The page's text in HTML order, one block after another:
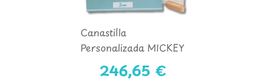
Canastilla
Personalizada MICKEY
Mod. 4246,65 €